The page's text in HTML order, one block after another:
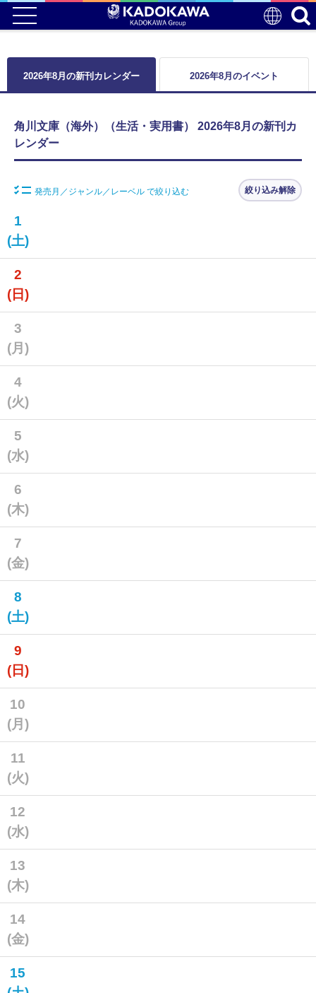
2026年8月の新刊カレンダー 2026年8月のイベント
角川文庫（海外）（生活・実用書） 2026年8月の新刊カ
レンダー
発売月／ジャンル／レーベル で絞り込む 絞り込み解除
1
(土)
2
(日)
3
(月)
4
(火)
5
(水)
6
(木)
7
(金)
8
(土)
9
(日)
10
(月)
11
(火)
12
(水)
13
(木)
14
(金)
15